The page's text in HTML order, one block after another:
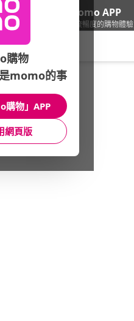
下載momo APP
給你3倍流暢度的購物體驗
家電/咖啡機/品牌總覽
館長推薦 月銷量
購物
momo的事
購物」APP
網頁版